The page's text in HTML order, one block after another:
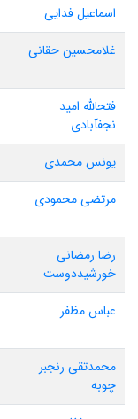
اسماعیل فدایی
غلامحسین حقانی
فتحالله امید
نجفآبادی
یونس محمدی
مرتضی محمودی
رضا رمضانی
خورشیددوست
عباس مظفر
محمدتقی رنجبر
چوبه